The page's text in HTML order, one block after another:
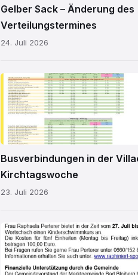
Gelber Sack – Änderung des
Verteilungstermines
24. Juli 2026
Kirchtagsbus
2026.pdf
Busverbindungen in der
Kirchtagswoche
23. Juli 2026
Schwimmkurs
2026.jpg